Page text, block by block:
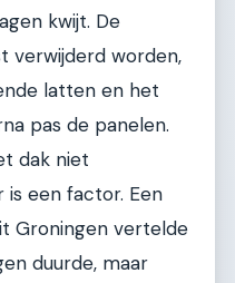
kwijt. De
verwijderd worden,
latten en het
pas de panelen.
dak niet
een factor. Een
Groningen vertelde
duurde, maar